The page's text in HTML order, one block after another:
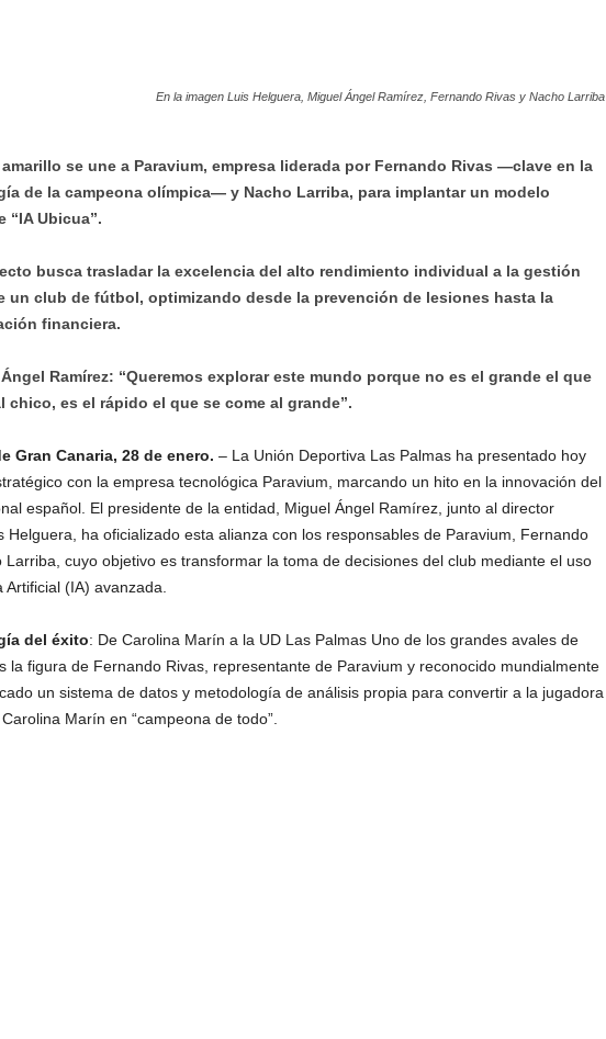
En la imagen Luis Helguera, Miguel Ángel Ramírez, Fernando Rivas y Nacho Larriba
se une a Paravium, empresa liderada por Fernando Rivas —clave en la
de la campeona olímpica— y Nacho Larriba, para implantar un modelo
“IA Ubicua”.
busca trasladar la excelencia del alto rendimiento individual a la gestión
un club de fútbol, optimizando desde la prevención de lesiones hasta la
financiera.
Ramírez: “Queremos explorar este mundo porque no es el grande el que
chico, es el rápido el que se come al grande”.
Gran Canaria, 28 de enero. – La Unión Deportiva Las Palmas ha presentado hoy
con la empresa tecnológica Paravium , marcando un hito en la innovación del
español. El presidente de la entidad, Miguel Ángel Ramírez, junto al director
Helguera, ha oficializado esta alianza con los responsables de Paravium, Fernando
Larriba , cuyo objetivo es transformar la toma de decisiones del club mediante el uso
(IA) avanzada.
del éxito: De Carolina Marín a la UD Las PalmasUno de los grandes avales de
la figura de Fernando Rivas, representante de Paravium y reconocido mundialmente
un sistema de datos y metodología de análisis propia para convertir a la jugadora
Carolina Marín en “campeona de todo”.